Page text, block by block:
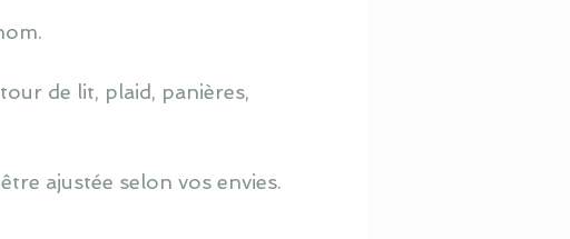
de lit, plaid, panières,
ajustée selon vos envies.